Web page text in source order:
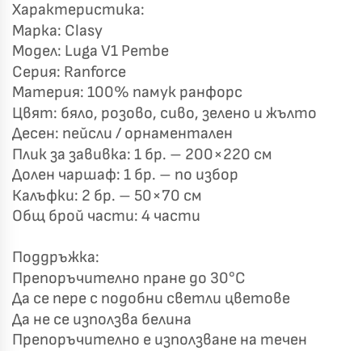
Характеристика:
Марка: Clasy
Модел: Luga V1 Pembe
Серия: Ranforce
Материя: 100% памук ранфорс
Цвят: бяло, розово, сиво, зелено и жълто
Десен: пейсли / орнаментален
Плик за завивка: 1 бр. – 200×220 см
Долен чаршаф: 1 бр. – по избор
Калъфки: 2 бр. – 50×70 см
Общ брой части: 4 части
Поддръжка:
Препоръчително пране до 30°C
Да се пере с подобни светли цветове
Да не се използва белина
Препоръчително е използване на течен
🎁 Късметът избра Вас!
✦
✦
Хавлиени кърпи – Комплект 2 части – 100% памук
19,00 €0 €
Бяло и Небесносиньо Екрю и Бежово